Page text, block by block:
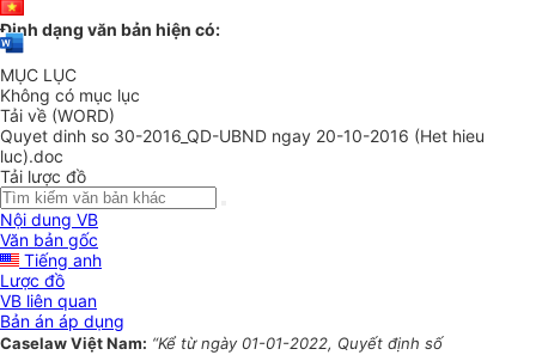
Định dạng văn bản hiện có:
MỤC LỤC
Không có mục lục
Tải về (WORD)
Quyet dinh so 30-2016_QD-UBND ngay 20-10-2016 (Het hieu
luc).doc
Tải lược đồ
Nội dung VB
Văn bản gốc
Tiếng anh
Lược đồ
VB liên quan
Bản án áp dụng
Caselaw Việt Nam: “Kể từ ngày 01-01-2022, Quyết định số